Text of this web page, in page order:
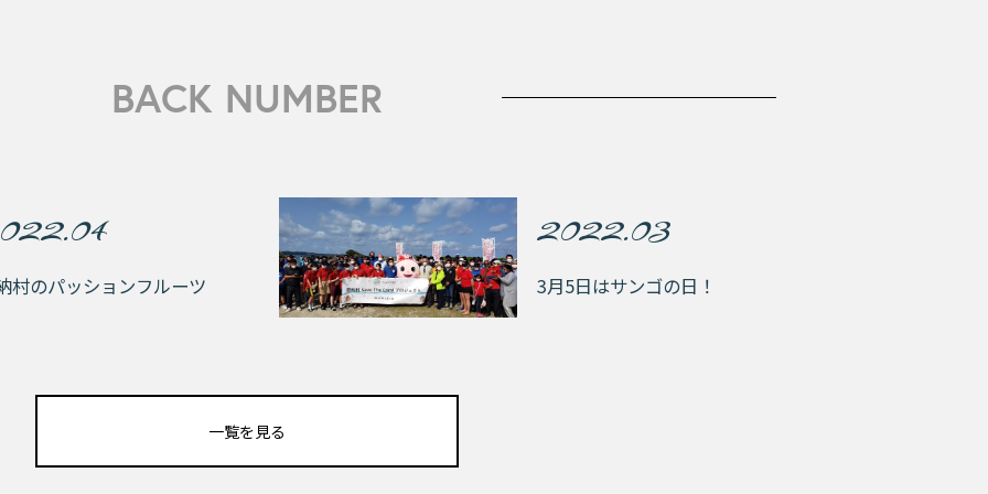
BACK NUMBER
村のパッションフルーツ
2022.03
3月5日はサンゴの日！
一覧を見る